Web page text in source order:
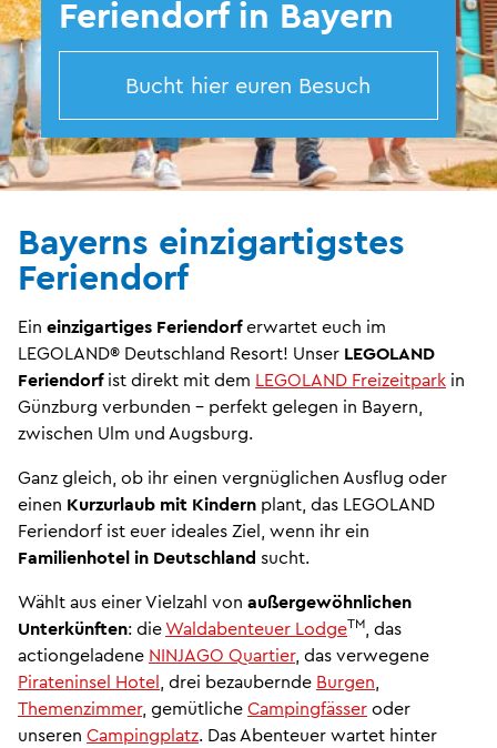
Feriendorf in Bayern
Bucht hier euren Besuch
Bayerns einzigartigstes
Feriendorf
Ein einzigartiges Feriendorferwartet euch im
LEGOLAND® Deutschland Resort! Unser LEGOLAND
Feriendorfist direkt mit dem LEGOLAND Freizeitpark in
Günzburg verbunden - perfekt gelegen in Bayern,
zwischen Ulm und Augsburg.
Ganz gleich, ob ihr einen vergnüglichen Ausflug oder
einen Kurzurlaub mit Kindern plant, das LEGOLAND
Feriendorf ist euer ideales Ziel, wenn ihr ein
Familienhotel in Deutschland sucht.
Wählt aus einer Vielzahl von außergewöhnlichen
Unterkünften: dieWaldabenteuer LodgeTM, das
actiongeladene NINJAGO Quartier, das verwegene
Pirateninsel Hotel, drei bezaubernde Burgen,
Themenzimmer, gemütliche Campingfässer oder
unseren Campingplatz. Das Abenteuer wartet hinter